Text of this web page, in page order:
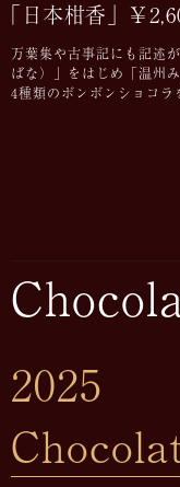
「日本柑香」￥
万葉集や古事記にも記述
ばな）」をはじめ「温州
4種類のボンボンショコラ
2025